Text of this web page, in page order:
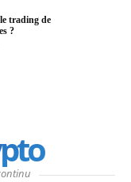
trading de
?